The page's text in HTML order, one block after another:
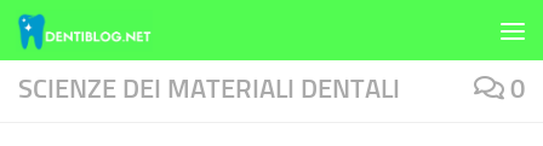
Skip to content
SCIENZE DEI MATERIALI DENTALI 0